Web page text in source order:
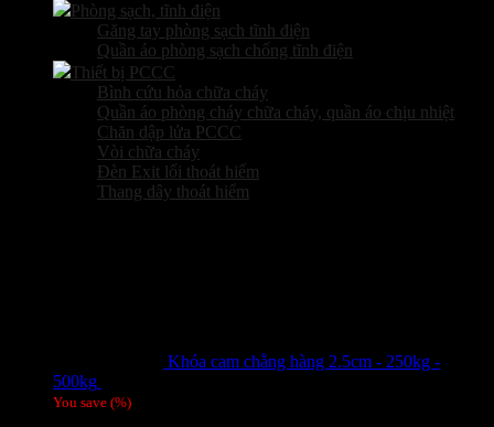
Phòng sạch, tĩnh điện
Găng tay phòng sạch tĩnh điện
Quần áo phòng sạch chống tĩnh điện
Thiết bị PCCC
Bình cứu hỏa chữa cháy
Quần áo phòng cháy chữa cháy, quần áo chịu nhiệt
Chăn dập lửa PCCC
Vòi chữa cháy
Đèn Exit lối thoát hiểm
Thang dây thoát hiểm
Khóa cam chằng hàng 2.5cm - 250kg -
500kg
You save (%)